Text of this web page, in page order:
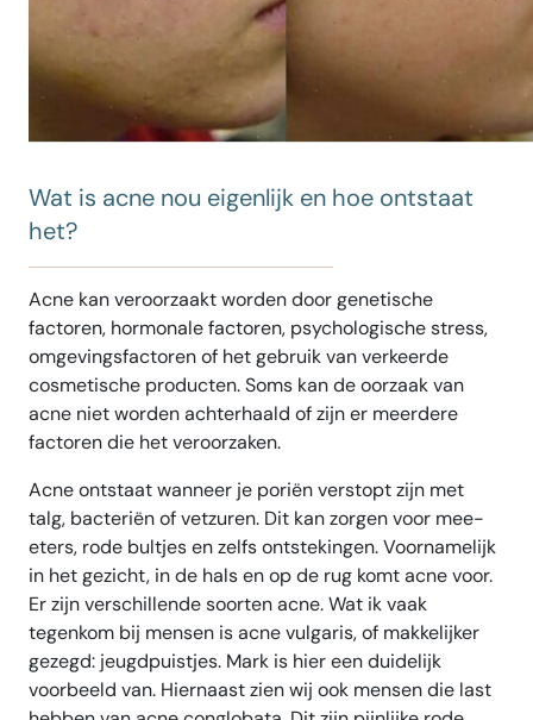
Wat is acne nou eigenlijk en hoe ontstaat
het?
Acne kan veroorzaakt worden door genetische
factoren, hormonale factoren, psychologische stress,
omgevingsfactoren of het gebruik van verkeerde
cosmetische producten. Soms kan de oorzaak van
acne niet worden achterhaald of zijn er meerdere
factoren die het veroorzaken.
Acne ontstaat wanneer je poriën verstopt zijn met
talg, bacteriën of vetzuren. Dit kan zorgen voor mee-
eters, rode bultjes en zelfs ontstekingen. Voornamelijk
in het gezicht, in de hals en op de rug komt acne voor.
Er zijn verschillende soorten acne. Wat ik vaak
tegenkom bij mensen is acne vulgaris, of makkelijker
gezegd: jeugdpuistjes. Mark is hier een duidelijk
voorbeeld van. Hiernaast zien wij ook mensen die last